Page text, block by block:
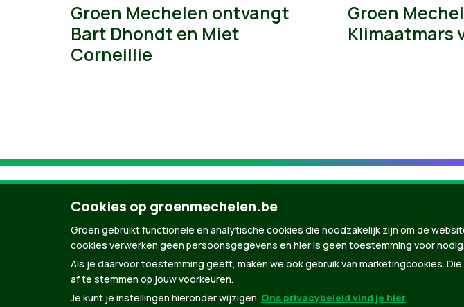
Groen Mechelen ontvangt
Bart Dhondt en Miet
Corneillie
Groen
Klimaatmars
© Copyright Groen 2026 | Gemaakt metNationBuilder| Gebouwd door
Cookies op groenmechelen.be
Groen gebruikt functionele en analytische cookies die noodzakelijk zijn om de
cookies verwerken geen persoonsgegevens en hier is geen toestemming voor nodig.
Als je daarvoor toestemming geeft, maken we ook gebruik van marketingcookies.
af te stemmen op jouw voorkeuren.
Je kunt je instellingen hieronder wijzigen. Ons privacybeleid vind je hier.